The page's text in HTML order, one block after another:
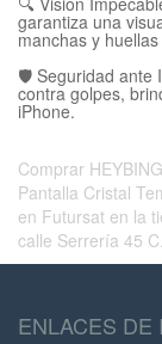
garantiza una
manchas y
🛡️ Seguridad ante
contra golpes,
iPhone.
Comprar
Pantalla Cristal
en Futursat en la
calle Serrería 45
ENLACES DE